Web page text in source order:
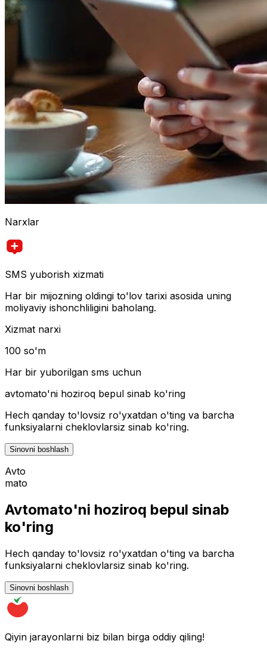
Narxlar
SMS yuborish xizmati
Har bir mijozning oldingi to'lov tarixi asosida uning
moliyaviy ishonchliligini baholang.
Xizmat narxi
100 so'm
Har bir yuborilgan sms uchun
avtomato'ni hoziroq bepul sinab ko'ring
Hech qanday to'lovsiz ro'yxatdan o'ting va barcha
funksiyalarni cheklovlarsiz sinab ko'ring.
Sinovni boshlash
Avto
mato
Avtomato'ni hoziroq bepul sinab
ko'ring
Hech qanday to'lovsiz ro'yxatdan o'ting va barcha
funksiyalarni cheklovlarsiz sinab ko'ring.
Sinovni boshlash
Qiyin jarayonlarni biz bilan birga oddiy qiling!